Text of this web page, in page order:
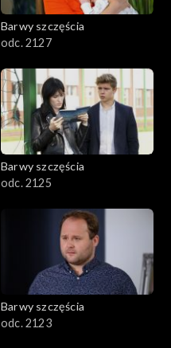
Barwy szczęścia
odc. 2127
Barwy szczęścia
odc. 2125
Barwy szczęścia
odc. 2123